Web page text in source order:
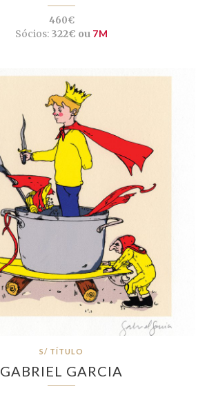
460€
Sócios:322€ ou 7M
S/ TÍTULO
GABRIEL GARCIA